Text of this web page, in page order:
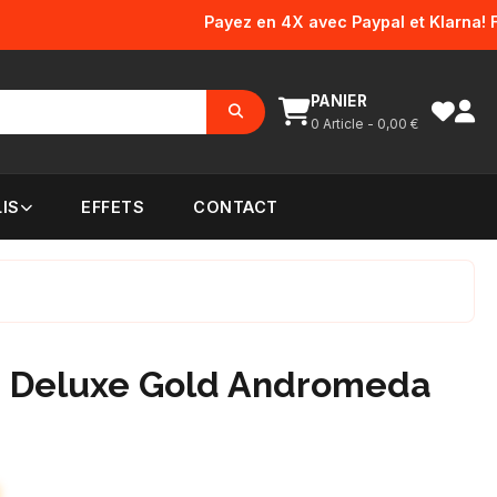
Payez en 4X avec Paypal et Klarna!
PANIER
0 Article - 0,00 €
EFFETS CONTACT
Deluxe Gold Andromeda